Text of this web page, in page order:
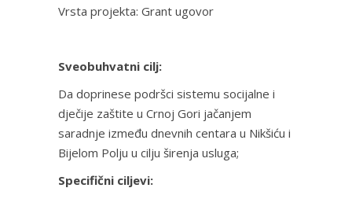
Vrsta projekta: Grant ugovor
Sveobuhvatni cilj:
Da doprinese podršci sistemu socijalne i
dječije zaštite u Crnoj Gori jačanjem
saradnje između dnevnih centara u Nikšiću i
Bijelom Polju u cilju širenja usluga;
Specifični ciljevi: